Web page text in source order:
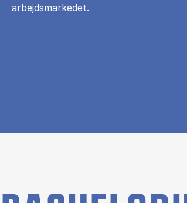
arbejdsmarkedet.